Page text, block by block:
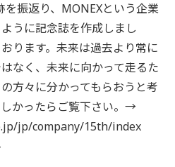
振返り、MONEXという企業
うに記念誌を作成しまし
ります。未来は過去より常に
なく、未来に向かって走るた
方々に分かってもらおうと考
かったらご覧下さい。→
jp/company/15th/index